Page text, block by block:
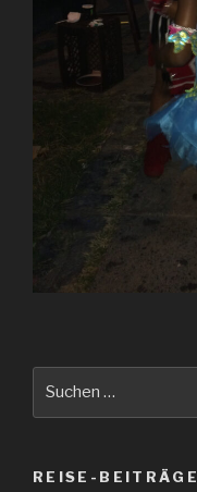
REISE-BEITRÄGE